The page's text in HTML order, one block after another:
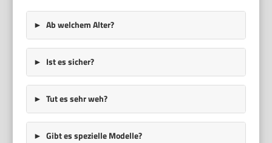
Ab welchem Alter?
Ist es sicher?
Tut es sehr weh?
Gibt es spezielle Modelle?